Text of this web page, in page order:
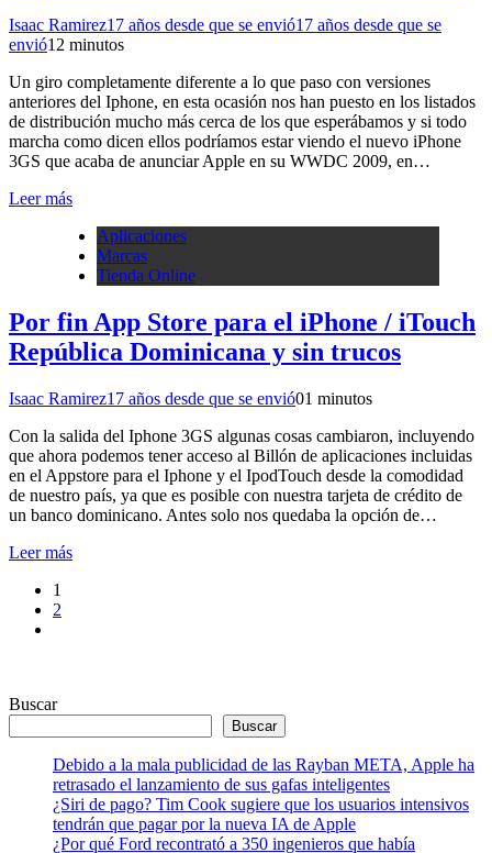
Isaac Ramirez17 años desde que se envió17 años desde que se
envió12 minutos
Un giro completamente diferente a lo que paso con versiones
anteriores del Iphone, en esta ocasión nos han puesto en los listados
de distribución mucho más cerca de los que esperábamos y si todo
marcha como dicen ellos podríamos estar viendo el nuevo iPhone
3GS que acaba de anunciar Apple en su WWDC 2009, en…
Leer más
Aplicaciones
Marcas
Tienda Online
Por fin App Store para el iPhone / iTouch
República Dominicana y sin trucos
Isaac Ramirez17 años desde que se envió01 minutos
Con la salida del Iphone 3GS algunas cosas cambiaron, incluyendo
que ahora podemos tener acceso al Billón de aplicaciones incluidas
en el Appstore para el Iphone y el IpodTouch desde la comodidad
de nuestro país, ya que es posible con nuestra tarjeta de crédito de
un banco dominicano. Antes solo nos quedaba la opción de…
Leer más
1
2
Buscar
Buscar
Debido a la mala publicidad de las Rayban META, Apple ha
retrasado el lanzamiento de sus gafas inteligentes
¿Siri de pago? Tim Cook sugiere que los usuarios intensivos
tendrán que pagar por la nueva IA de Apple
¿Por qué Ford recontrató a 350 ingenieros que había